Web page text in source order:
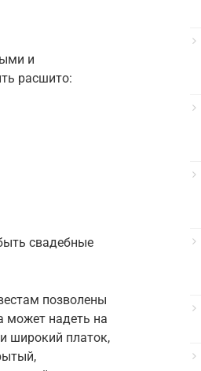
и
расшито:
свадебные
позволены
может надеть на
широкий платок,